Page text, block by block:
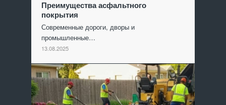
Преимущества асфальтного
покрытия
Современные дороги, дворы и
промышленные…
13.08.2025